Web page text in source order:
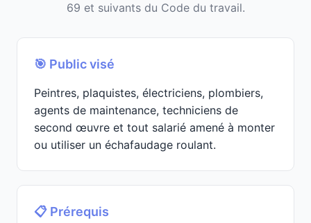
69 et suivants du Code du travail.
🎯 Public visé
Peintres, plaquistes, électriciens, plombiers,
agents de maintenance, techniciens de
second œuvre et tout salarié amené à monter
ou utiliser un échafaudage roulant.
📋 Prérequis